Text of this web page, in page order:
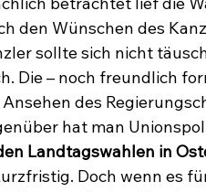
den Wünschen des
sollte sich nicht
Die – noch freundlich
des
hat man
Landtagswahlen in
Doch wenn es